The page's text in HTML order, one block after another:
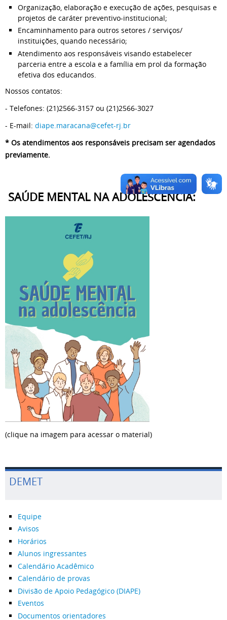
Organização, elaboração e execução de ações, pesquisas e
projetos de caráter preventivo-institucional;
Encaminhamento para outros setores / serviços/
instituições, quando necessário;
Atendimento aos responsáveis visando estabelecer
parceria entre a escola e a família em prol da formação
efetiva dos educandos.
Nossos contatos:
- Telefones: (21)2566-3157 ou (21)2566-3027
- E-mail: diape.maracana@cefet-rj.br
* Os atendimentos aos responsáveis precisam ser agendados
previamente.
SAÚDE MENTAL NA ADOLESCÊNCIA:
(clique na imagem para acessar o material)
DEMET
Equipe
Avisos
Horários
Alunos ingressantes
Calendário Acadêmico
Calendário de provas
Divisão de Apoio Pedagógico (DIAPE)
Eventos
Documentos orientadores